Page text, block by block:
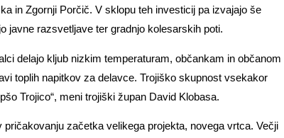
in Zgornji Porčič. V sklopu teh investicij pa izvajajo še
javne razsvetljave ter gradnjo kolesarskih poti.
delajo kljub nizkim temperaturam, občankam in občanom
toplih napitkov za delavce. Trojiško skupnost vsekakor
Trojico“, meni trojiški župan David Klobasa.
začetka velikega projekta, novega vrtca. Večji